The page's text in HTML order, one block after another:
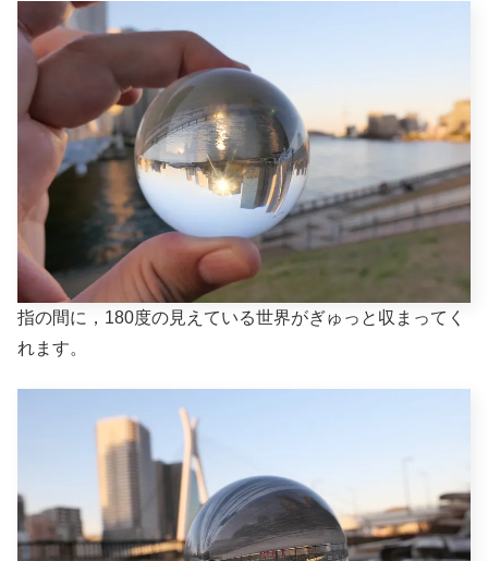
指の間に，180度の見えている世界がぎゅっと収まってく
れます。